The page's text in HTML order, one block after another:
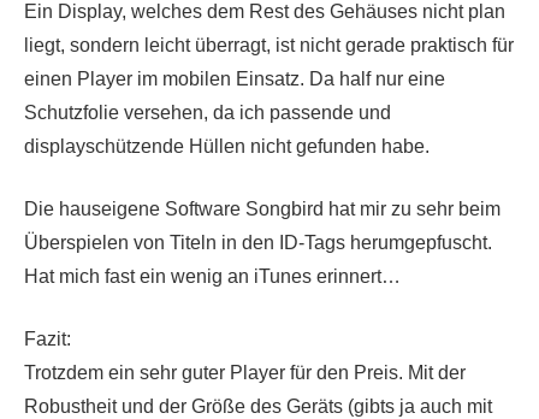
Ein Display, welches dem Rest des Gehäuses nicht plan
liegt, sondern leicht überragt, ist nicht gerade praktisch für
einen Player im mobilen Einsatz. Da half nur eine
Schutzfolie versehen, da ich passende und
displayschützende Hüllen nicht gefunden habe.
Die hauseigene Software Songbird hat mir zu sehr beim
Überspielen von Titeln in den ID-Tags herumgepfuscht.
Hat mich fast ein wenig an iTunes erinnert…
Fazit:
Trotzdem ein sehr guter Player für den Preis. Mit der
Robustheit und der Größe des Geräts (gibts ja auch mit